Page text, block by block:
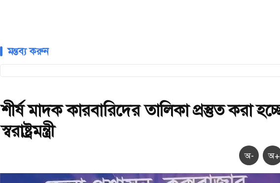
মন্তব্য করুন
শীর্ষ মাদক কারবারিদের তালিকা প্রস্তুত করা
স্বরাষ্ট্রমন্ত্রী
অ- অ+